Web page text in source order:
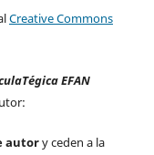
Creative Commons
EFAN
autory ceden a la